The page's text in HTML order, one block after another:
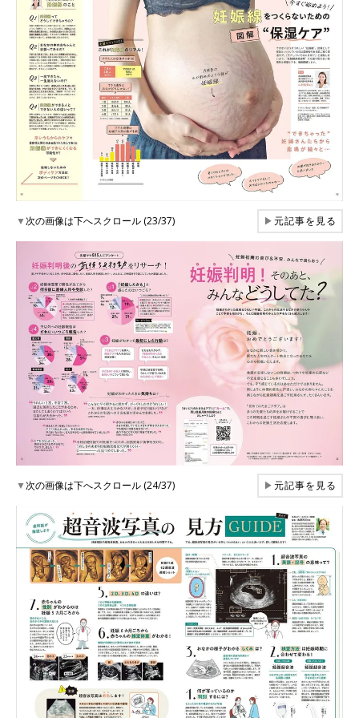
▼次の画像は下へスクロール (23/37) ▶元記事を見る
▼次の画像は下へスクロール (24/37) ▶元記事を見る